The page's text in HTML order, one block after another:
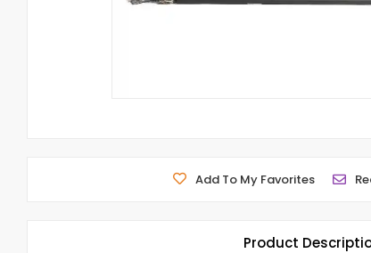
Add To My Favorites
Product